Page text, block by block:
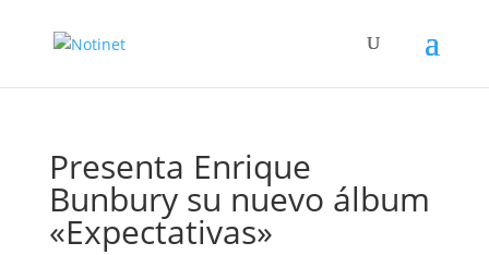
Presenta Enrique
Bunbury su nuevo álbum
«Expectativas»